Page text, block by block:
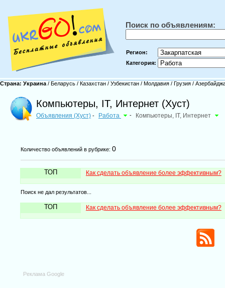
Поиск по объявлениям:
Регион:
Категория:
Страна: Украина / Беларусь / Казахстан / Узбекистан / Молдавия / Грузия /
Компьютеры, IT, Интернет (Хуст)
Объявления (Хуст) - Работа - Компьютеры, IT, Интернет
Количество объявлений в рубрике: 0
ТОП Как сделать объявление более эффективным?
Поиск не дал результатов...
ТОП Как сделать объявление более эффективным?
Реклама Google